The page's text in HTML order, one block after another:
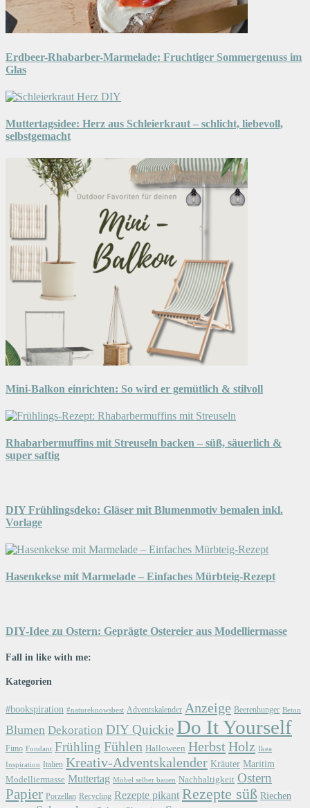
Erdbeer-Rhabarber-Marmelade: Fruchtiger Sommergenuss im
Glas
Muttertagsidee: Herz aus Schleierkraut – schlicht, liebevoll,
selbstgemacht
Mini-Balkon einrichten: So wird er gemütlich & stilvoll
Rhabarbermuffins mit Streuseln backen – süß, säuerlich &
super saftig
DIY Frühlingsdeko: Gläser mit Blumenmotiv bemalen inkl.
Vorlage
Hasenkekse mit Marmelade – Einfaches Mürbteig-Rezept
DIY-Idee zu Ostern: Geprägte Ostereier aus Modelliermasse
Fall in like with me:
Kategorien
#bookspiration #natureknowsbest Adventskalender Anzeige Beerenhunger Beton
Blumen Dekoration DIY Quickie Do It Yourself
Fimo Fondant Frühling Fühlen Halloween Herbst Holz Ikea
Inspiration Italien Kreativ-Adventskalender Kräuter Maritim
Modelliermasse Muttertag Möbel selber bauen Nachhaltigkeit Ostern
Papier Porzellan Recycling Rezepte pikant Rezepte süß Riechen